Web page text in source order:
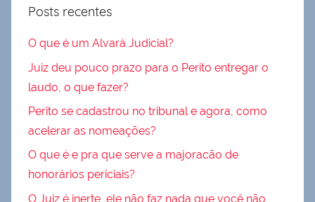
Posts recentes
O que é um Alvará Judicial?
Juiz deu pouco prazo para o Perito entregar o
laudo, o que fazer?
Perito se cadastrou no tribunal e agora, como
acelerar as nomeações?
O que é e pra que serve a majoracão de
honorários periciais?
O Juiz é inerte, ele não faz nada que você não